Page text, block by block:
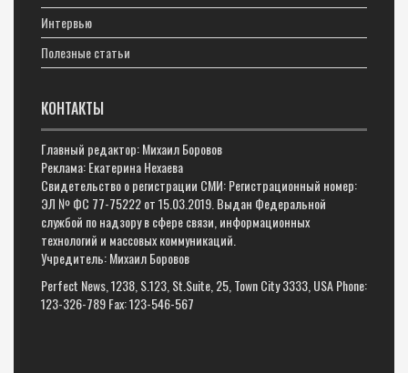
Интервью
Полезные статьи
КОНТАКТЫ
Главный редактор: Михаил Боровов
Реклама: Екатерина Нехаева
Свидетельство о регистрации СМИ: Регистрационный номер:
ЭЛ № ФС 77-75222 от 15.03.2019. Выдан Федеральной
службой по надзору в сфере связи, информационных
технологий и массовых коммуникаций.
Учредитель: Михаил Боровов
Perfect News, 1238, S.123, St.Suite, 25, Town City 3333, USA Phone:
123-326-789 Fax: 123-546-567